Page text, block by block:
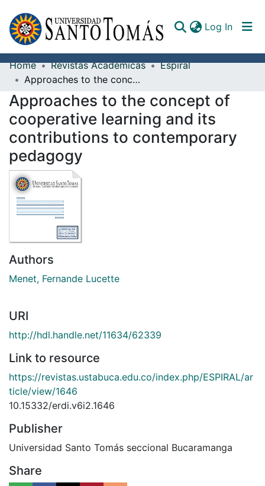
Log In
Communities & Collections
All of DSpace
Documents
Home Revistas Académicas
Espiral
Approaches to the concept of cooperative learning and its contributions to contemporary pedagogy
Approaches to the concept of
cooperative learning and its
contributions to contemporary
pedagogy
Authors
Menet, Fernande Lucette
URI
http://hdl.handle.net/11634/62339
Link to resource
https://revistas.ustabuca.edu.co/index.php/ESPIRAL/ar
ticle/view/1646
10.15332/erdi.v6i2.1646
Publisher
Universidad Santo Tomás seccional Bucaramanga
Share